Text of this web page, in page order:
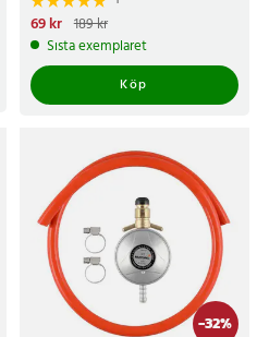
Nuvarande pris
pris:189 kr
69 kr 189 kr
Sista exemplaret
Köp
-32%